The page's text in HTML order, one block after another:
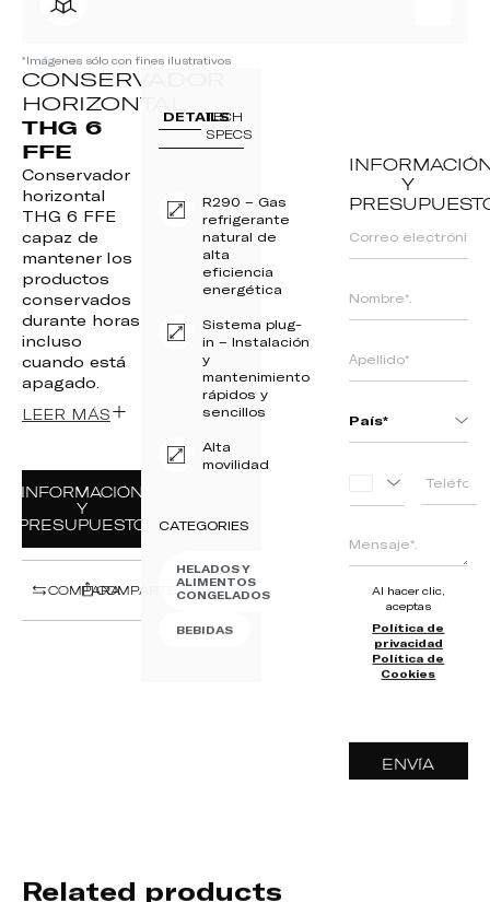
*Imágenes sólo con fines ilustrativos
CONSERVADOR
HORIZONTAL
THG 6
FFE
Conservador
horizontal
THG 6 FFE
capaz de
mantener los
productos
conservados
durante horas
incluso
cuando está
apagado.
LEER MÁS
INFORMACIÓN
Y
PRESUPUESTO
COMPARACOMPARTE
DETAILS
TECH
SPECS
R290 – Gas
refrigerante
natural de
alta
eficiencia
energética
Sistema plug-
in – Instalación
mantenimiento
rápidos y
sencillos
Alta
movilidad
CATEGORIES
HELADOS Y
ALIMENTOS
CONGELADOS
BEBIDAS
Y
PORTUGAL
Al hacer clic,
aceptas
Política de
privacidad
Política de
Cookies
ENVÍA
Related products